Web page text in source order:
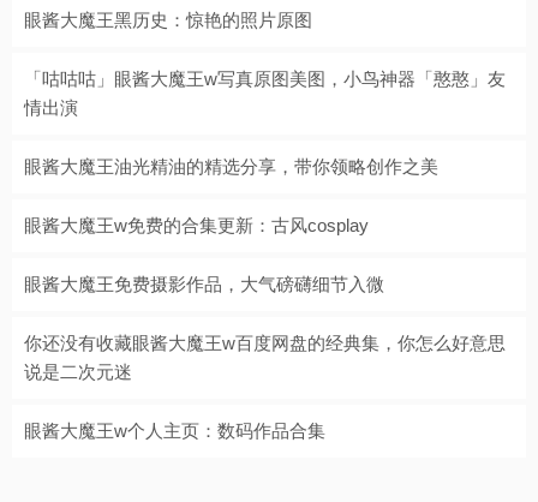
眼酱大魔王黑历史：惊艳的照片原图
「咕咕咕」眼酱大魔王w写真原图美图，小鸟神器「憨憨」友
情出演
眼酱大魔王油光精油的精选分享，带你领略创作之美
眼酱大魔王w免费的合集更新：古风cosplay
眼酱大魔王免费摄影作品，大气磅礴细节入微
你还没有收藏眼酱大魔王w百度网盘的经典集，你怎么好意思
说是二次元迷
眼酱大魔王w个人主页：数码作品合集